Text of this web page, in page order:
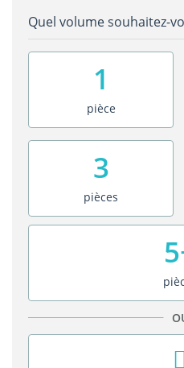
Quel volume souhaitez-
1
pièce
3
pièces